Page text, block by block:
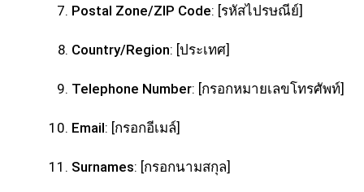
Postal Zone/ZIP Code: [รหัสไปรษณีย์]
Country/Region: [ประเทศ]
Telephone Number: [กรอกหมายเลขโทรศัพท์]
Email: [กรอกอีเมล์]
Surnames: [กรอกนามสกุล]